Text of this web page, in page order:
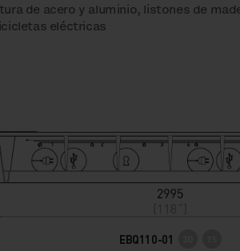
de acero y aluminio, listones de
eléctricas
EBQ110-01